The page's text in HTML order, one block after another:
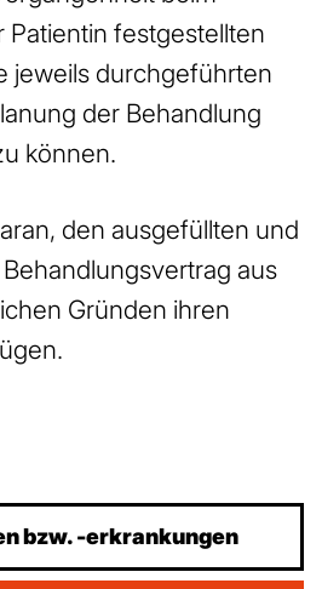
Patientin festgestellten
jeweils durchgeführten
der Behandlung
können.
den ausgefüllten und
aus
Gründen ihren
bzw. -erkrankungen